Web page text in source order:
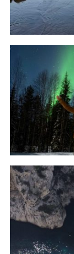
10 Tipps
Ein